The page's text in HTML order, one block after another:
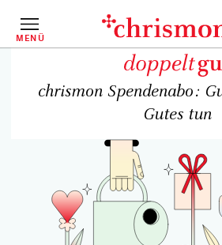
InhaltMENÜ
chrismon Spendenabo:
Gutes tun